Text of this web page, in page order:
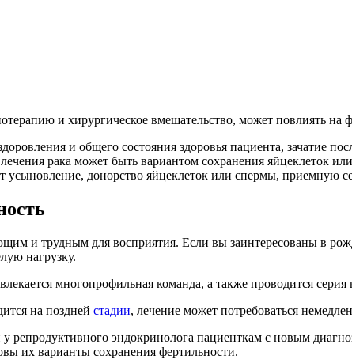
и хирургическое вмешательство, может повлиять на
и общего состояния здоровья пациента, зачатие
рака может быть вариантом сохранения яйцеклеток
донорство яйцеклеток или спермы, приемную
и трудным для восприятия. Если вы заинтересованы в
нагрузку.
многопрофильная команда, а также проводится
на поздней стадии, лечение может потребоваться
репродуктивного эндокринолога пациенткам с новым
их варианты сохранения фертильности.